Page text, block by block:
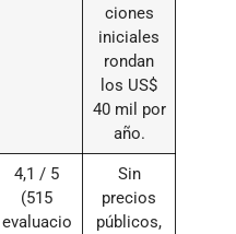
ciones
iniciales
rondan
los US$
40 mil por
año.
4,1 / 5
(515
evaluacio
Sin
precios
públicos,